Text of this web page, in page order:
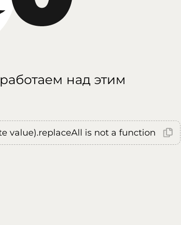
над этим
value).replaceAll is not a function